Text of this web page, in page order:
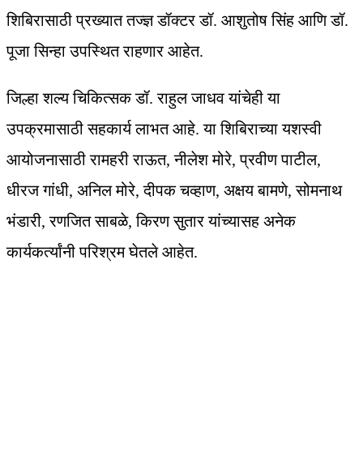
शिबिरासाठी प्रख्यात तज्ज्ञ डॉक्टर डॉ. आशुतोष सिंह आणि डॉ.
पूजा सिन्हा उपस्थित राहणार आहेत.
जिल्हा शल्य चिकित्सक डॉ. राहुल जाधव यांचेही या
उपक्रमासाठी सहकार्य लाभत आहे. या शिबिराच्या यशस्वी
आयोजनासाठी रामहरी राऊत, नीलेश मोरे, प्रवीण पाटील,
धीरज गांधी, अनिल मोरे, दीपक चव्हाण, अक्षय बामणे, सोमनाथ
भंडारी, रणजित साबळे, किरण सुतार यांच्यासह अनेक
कार्यकर्त्यांनी परिश्रम घेतले आहेत.